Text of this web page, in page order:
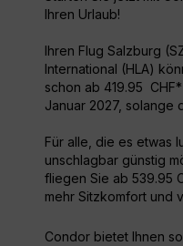
Ihren Urlaub!
Ihren Flug Salzburg
International (HLA)
schon ab 419.95
Januar 2027, solange
Für alle, die es etwas
unschlagbar günstig
fliegen Sie ab 539.95
mehr Sitzkomfort und
Condor bietet Ihnen